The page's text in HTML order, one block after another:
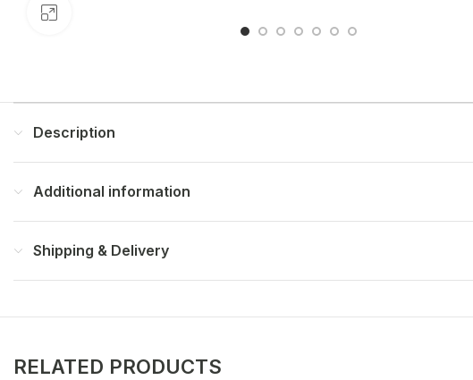
Description
Additional information
Shipping & Delivery
RELATED PRODUCTS